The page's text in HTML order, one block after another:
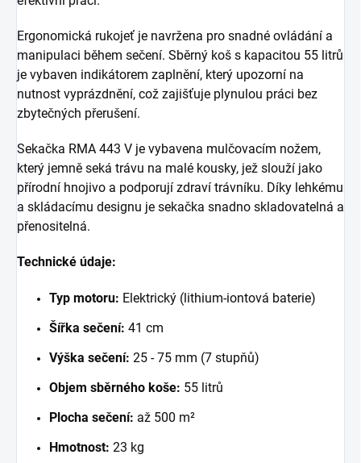
Ergonomická rukojeť je navržena pro snadné ovládání a
manipulaci během sečení. Sběrný koš s kapacitou 55 litrů
je vybaven indikátorem zaplnění, který upozorní na
nutnost vyprázdnění, což zajišťuje plynulou práci bez
zbytečných přerušení.
Sekačka RMA 443 V je vybavena mulčovacím nožem,
který jemně seká trávu na malé kousky, jež slouží jako
přírodní hnojivo a podporují zdraví trávníku. Díky lehkému
a skládacímu designu je sekačka snadno skladovatelná a
přenositelná.
Technické údaje:
Typ motoru: Elektrický (lithium-iontová baterie)
Šířka sečení: 41 cm
Výška sečení: 25 - 75 mm (7 stupňů)
Objem sběrného koše: 55 litrů
Plocha sečení: až 500 m²
Hmotnost: 23 kg